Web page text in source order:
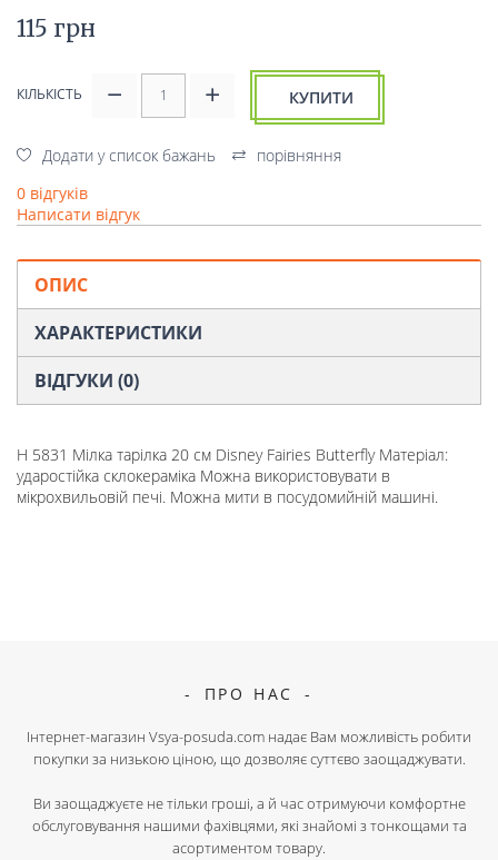
115 грн
КІЛЬКІСТЬ КУПИТИ
Додати у список бажань
порівняння
0 відгуків
Написати відгук
ОПИС
ХАРАКТЕРИСТИКИ
ВІДГУКИ (0)
H 5831 Мілка тарілка 20 см Disney Fairies Butterfly Матеріал:
ударостійка склокераміка Можна використовувати в
мікрохвильовій печі. Можна мити в посудомийній машині.
ПРО НАС
Інтернет-магазин Vsya-posuda.com надає Вам можливість робити
покупки за низькою ціною, що дозволяє суттєво заощаджувати.
Ви заощаджуєте не тільки гроші, а й час отримуючи комфортне
обслуговування нашими фахівцями, які знайомі з тонкощами та
асортиментом товару.